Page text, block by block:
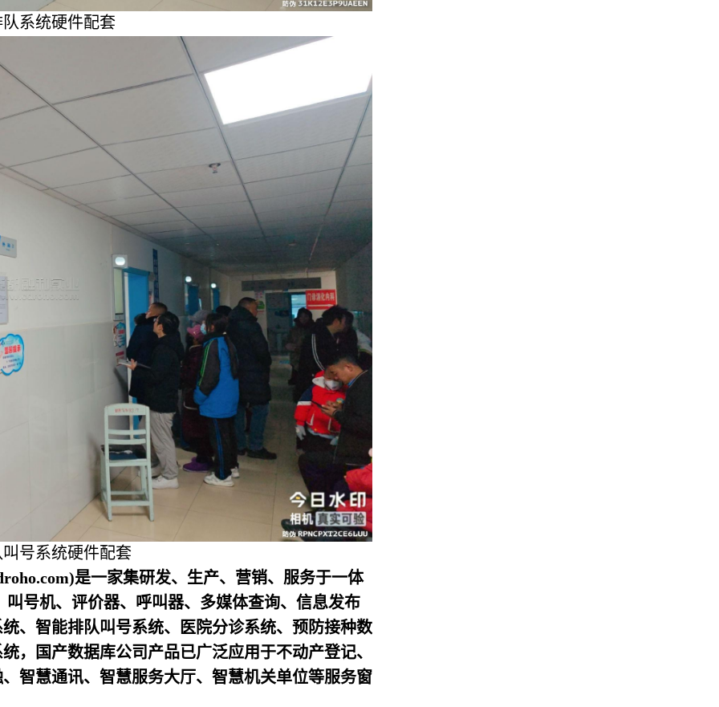
系统硬件配套
号系统硬件配套
是一家集研发、生产、营销、服务于一体
号机、评价器、呼叫器、多媒体查询、信息发布
、智能排队叫号系统、医院分诊系统、预防接种数
，国产数据库公司产品已广泛应用于不动产登记、
智慧通讯、智慧服务大厅、智慧机关单位等服务窗